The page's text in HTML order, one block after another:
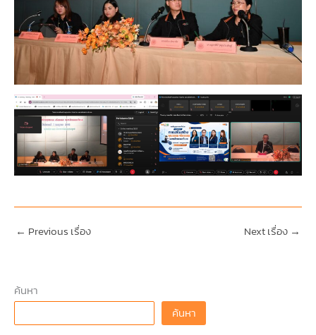
← Previous เรื่อง Next เรื่อง →
ค้นหา
ค้นหา